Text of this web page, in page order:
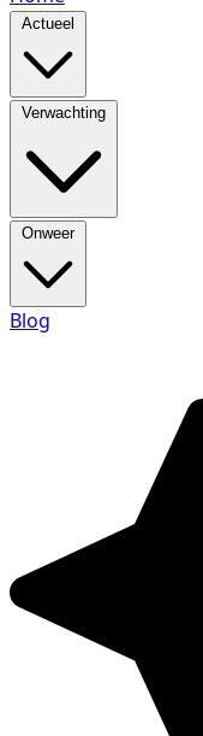
Actueel
Verwachting
Onweer
Blog